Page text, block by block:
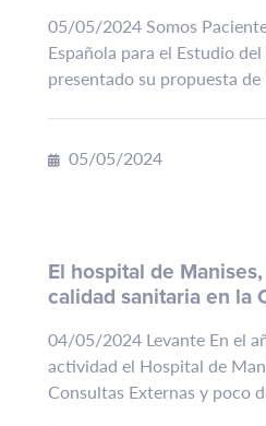
05/05/2024 Somos
Española para el Estudio
presentado su propuesta
05/05/2024
El hospital de
calidad sanitaria en la
04/05/2024 Levante En el
actividad el Hospital de
Consultas Externas y poco